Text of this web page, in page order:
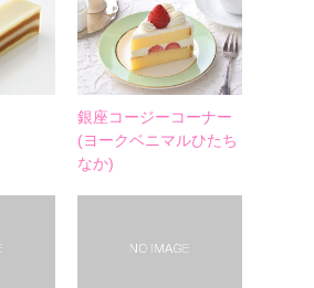
銀座コージーコーナー
(ヨークベニマルひたち
なか)